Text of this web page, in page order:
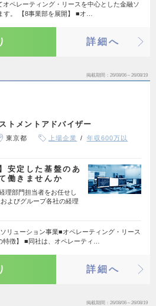
ペレーティング・リースを中心とした金融ソ
す。 【8事業部を展開】 ■オ…
詳細へ
掲載期間 26/08/06～26/08/19
トメントアドバイザー
東京都 上場企業
年収600万以
安定した基盤のあ
働きませんか
理部門担当者をお任せし
よびグループ各社の経理
リューション事業■オペレーティング・リース
徴】 ■同社は、オペレーティ…
詳細へ
掲載期間 26/08/06～26/08/19